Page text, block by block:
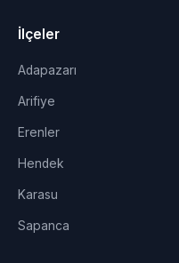
İlçeler
Adapazarı
Arifiye
Erenler
Hendek
Karasu
Sapanca